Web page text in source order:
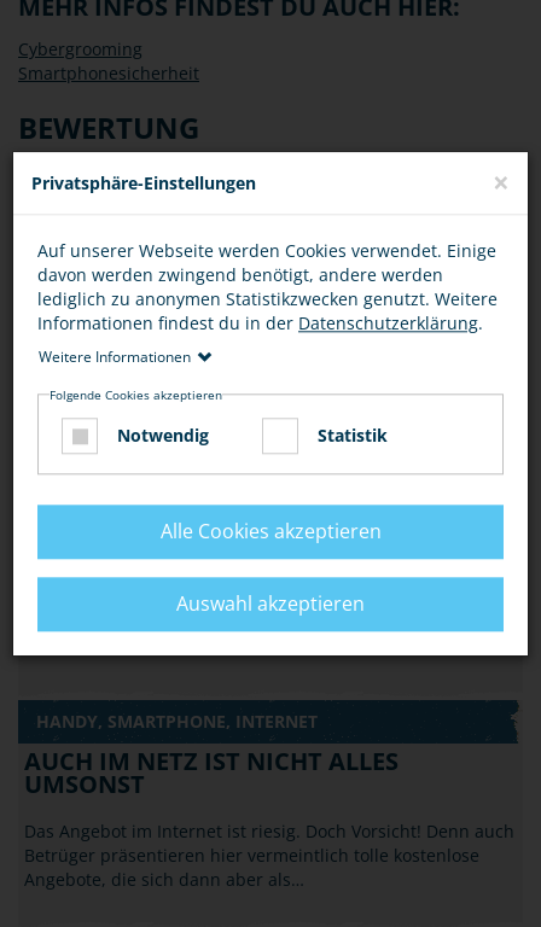
MEHR INFOS FINDEST DU AUCH HIER:
Cybergrooming
Smartphonesicherheit
BEWERTUNG
DIESEN ARTIKEL ...
GIB IM INTERNET NICHT ZU VIEL VON DIR
PREIS
Geh im Internet stets sorgfältig mit Deinen Daten um, gib
HANDY, SMARTPHONE, INTERNET
AUCH IM NETZ IST NICHT ALLES
UMSONST
Das Angebot im Internet ist riesig. Doch Vorsicht! Denn auch
Betrüger präsentieren hier vermeintlich tolle kostenlose
Angebote, die sich dann aber als…
Privatsphäre-Einstellungen ×
Auf unserer Webseite werden Cookies verwendet. Einige
davon werden zwingend benötigt, andere werden
lediglich zu anonymen Statistikzwecken genutzt. Weitere
Informationen findest du in der Datenschutzerklärung.
Weitere Informationen
Folgende Cookies akzeptieren
Notwendig Statistik
Alle Cookies akzeptieren
Auswahl akzeptieren